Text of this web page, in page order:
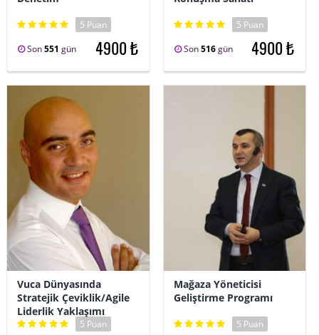
5 Puan
Son551 gün 4900 ₺
5 Puan
Son516gün 4900 ₺
Vuca Dünyasında
Stratejik Çeviklik/Agile
Liderlik Yaklaşımı
5 Puan
Mağaza Yöneticisi
Geliştirme Programı
5 Puan